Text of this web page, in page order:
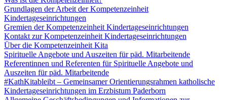
Grundlagen der Arbeit der Kompetenzeinheit
Kindertageseinrichtungen
Gremien der Kompetenzeinheit Kindertageseinrichtungen
Kontakt zur Kompetenzeinheit Kindertageseinrichtungen
Über die Kompetenzeinheit Kita
Spirituelle Angebote und Auszeiten für päd. Mitarbeitende
Referentinnen und Referenten für Spirituelle Angebote und
Auszeiten für päd. Mitarbeitende
#KathKitableibt – Gemeinsamer Orientierungsrahmen katholische
Kindertageseinrichtungen im Erzbistum Paderborn